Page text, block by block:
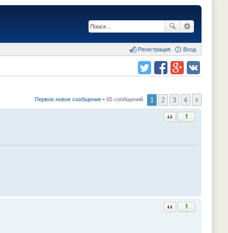
Вход
Регистрация
Первое новое сообщение • 65 сообщений 1 2 3 4
Ответить с цитатой
1
Ответить с цитатой
1